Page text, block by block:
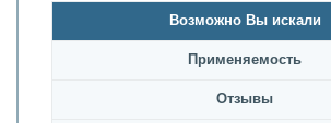
Возможно Вы искали
Применяемость
Oтзывы